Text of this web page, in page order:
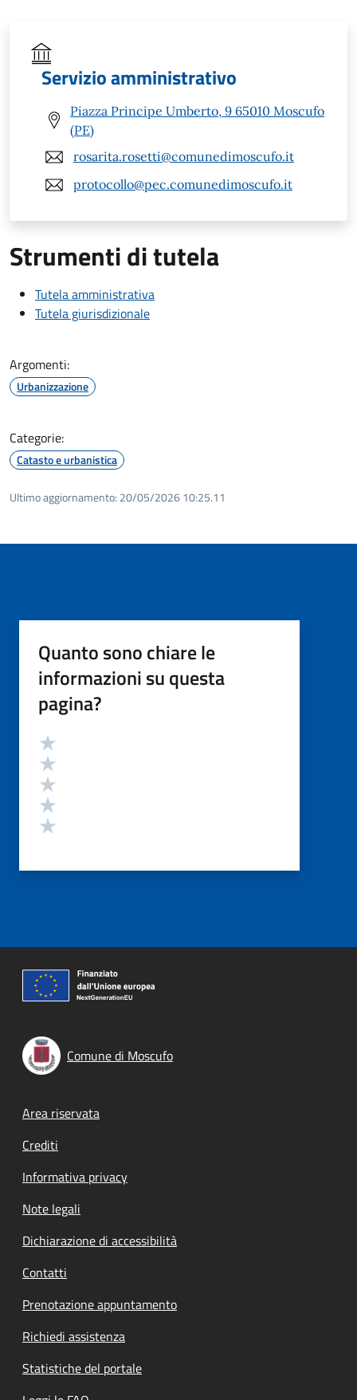
Servizio amministrativo
Piazza Principe Umberto, 9 65010 Moscufo
(PE)
rosarita.rosetti@comunedimoscufo.it
protocollo@pec.comunedimoscufo.it
Strumenti di tutela
Tutela amministrativa
Tutela giurisdizionale
Argomenti:
Urbanizzazione
Categorie:
Catasto e urbanistica
Ultimo aggiornamento: 20/05/2026 10:25.11
Quanto sono chiare le
informazioni su questa
pagina?
Valutazione
Comune di Moscufo
Footer menu
Area riservata
Crediti
Informativa privacy
Note legali
Dichiarazione di accessibilità
Contatti
Prenotazione appuntamento
Richiedi assistenza
Statistiche del portale